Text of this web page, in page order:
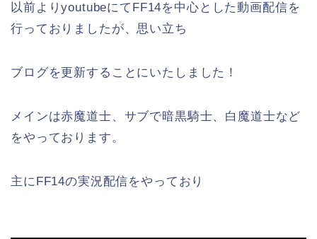
以前よりyoutubeにてFF14を中心とした動画配信を
行っておりましたが、思い立ち
ブログを更新することにいたしました！
メインは赤魔道士、サブで暗黒騎士、白魔道士など
をやっております。
主にFF14の実況配信をやっており